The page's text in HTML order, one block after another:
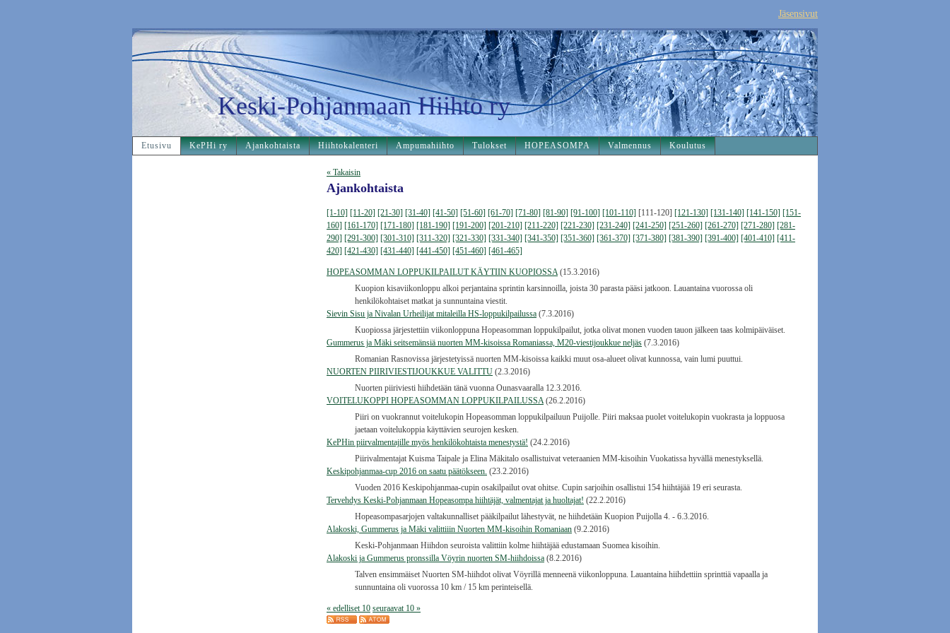
Jäsensivut
Keski-Pohjanmaan Hiihto ry
Etusivu KePHi ry Ajankohtaista Hiihtokalenteri Ampumahiihto Tulokset HOPEASOMPA Valmennus Koulutus
« Takaisin
Ajankohtaista
[1-10] [11-20] [21-30] [31-40] [41-50] [51-60] [61-70] [71-80] [81-90] [91-100] [101-110] [111-120] [121-130] [131-140] [141-150] [151-
160] [161-170] [171-180] [181-190] [191-200] [201-210] [211-220] [221-230] [231-240] [241-250] [251-260] [261-270] [271-280] [281-
290] [291-300] [301-310] [311-320] [321-330] [331-340] [341-350] [351-360] [361-370] [371-380] [381-390] [391-400] [401-410] [411-
420] [421-430] [431-440] [441-450] [451-460] [461-465]
HOPEASOMMAN LOPPUKILPAILUT KÄYTIIN KUOPIOSSA (15.3.2016)
Kuopion kisaviikonloppu alkoi perjantaina sprintin karsinnoilla, joista 30 parasta pääsi jatkoon. Lauantaina vuorossa oli
henkilökohtaiset matkat ja sunnuntaina viestit.
Sievin Sisu ja Nivalan Urheilijat mitaleilla HS-loppukilpailussa (7.3.2016)
Kuopiossa järjestettiin viikonloppuna Hopeasomman loppukilpailut, jotka olivat monen vuoden tauon jälkeen taas kolmipäiväiset.
Gummerus ja Mäki seitsemänsiä nuorten MM-kisoissa Romaniassa, M20-viestijoukkue neljäs (7.3.2016)
Romanian Rasnovissa järjestetyissä nuorten MM-kisoissa kaikki muut osa-alueet olivat kunnossa, vain lumi puuttui.
NUORTEN PIIRIVIESTIJOUKKUE VALITTU (2.3.2016)
Nuorten piiriviesti hiihdetään tänä vuonna Ounasvaaralla 12.3.2016.
VOITELUKOPPI HOPEASOMMAN LOPPUKILPAILUSSA (26.2.2016)
Piiri on vuokrannut voitelukopin Hopeasomman loppukilpailuun Puijolle. Piiri maksaa puolet voitelukopin vuokrasta ja loppuosa
jaetaan voitelukoppia käyttävien seurojen kesken.
KePHin piirvalmentajille myös henkilökohtaista menestystä! (24.2.2016)
Piirivalmentajat Kuisma Taipale ja Elina Mäkitalo osallistuivat veteraanien MM-kisoihin Vuokatissa hyvällä menestyksellä.
Keskipohjanmaa-cup 2016 on saatu päätökseen. (23.2.2016)
Vuoden 2016 Keskipohjanmaa-cupin osakilpailut ovat ohitse. Cupin sarjoihin osallistui 154 hiihtäjää 19 eri seurasta.
Tervehdys Keski-Pohjanmaan Hopeasompa hiihtäjät, valmentajat ja huoltajat! (22.2.2016)
Hopeasompasarjojen valtakunnalliset pääkilpailut lähestyvät, ne hiihdetään Kuopion Puijolla 4. - 6.3.2016.
Alakoski, Gummerus ja Mäki valittiiin Nuorten MM-kisoihin Romaniaan (9.2.2016)
Keski-Pohjanmaan Hiihdon seuroista valittiin kolme hiihtäjää edustamaan Suomea kisoihin.
Alakoski ja Gummerus pronssilla Vöyrin nuorten SM-hiihdoissa (8.2.2016)
Talven ensimmäiset Nuorten SM-hiihdot olivat Vöyrillä menneenä viikonloppuna. Lauantaina hiihdettiin sprinttiä vapaalla ja
sunnuntaina oli vuorossa 10 km / 15 km perinteisellä.
« edelliset 10 seuraavat 10 »